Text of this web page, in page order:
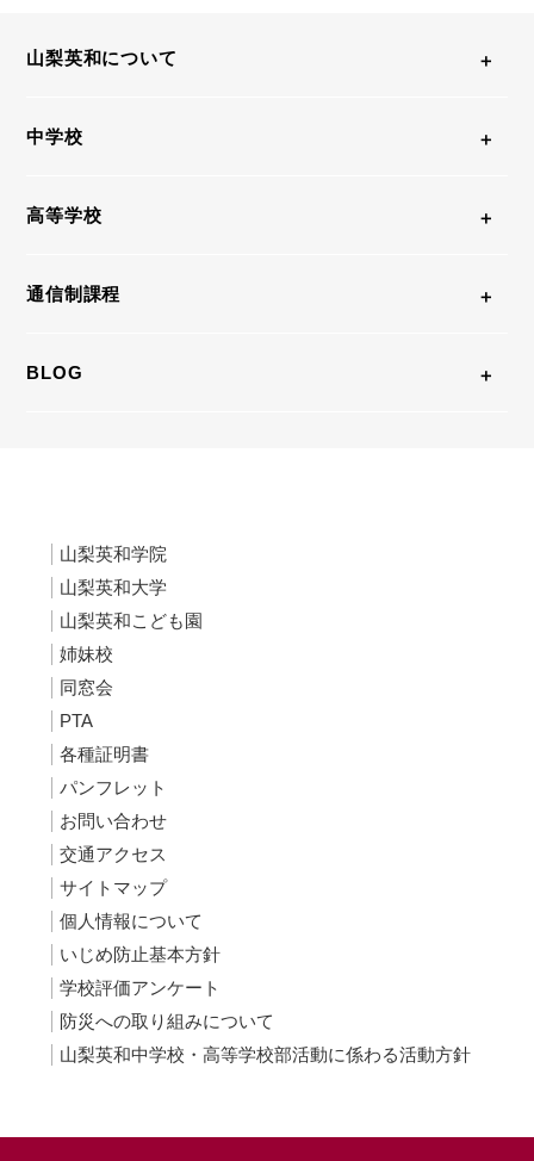
山梨英和について
中学校
高等学校
通信制課程
BLOG
山梨英和学院
山梨英和大学
山梨英和こども園
姉妹校
同窓会
PTA
各種証明書
パンフレット
お問い合わせ
交通アクセス
サイトマップ
個人情報について
いじめ防止基本方針
学校評価アンケート
防災への取り組みについて
山梨英和中学校・高等学校部活動に係わる活動方針